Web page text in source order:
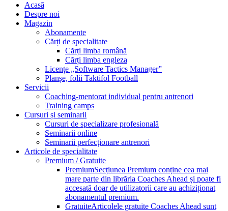
Acasă
Despre noi
Magazin
Abonamente
Cărți de specialitate
Cărți limba română
Cărți limba engleza
Licențe „Software Tactics Manager”
Planșe, folii Taktifol Football
Servicii
Coaching-mentorat individual pentru antrenori
Training camps
Cursuri și seminarii
Cursuri de specializare profesională
Seminarii online
Seminarii perfecționare antrenori
Articole de specialitate
Premium / Gratuite
PremiumSecțiunea Premium conține cea mai
mare parte din librăria Coaches Ahead și poate fi
accesată doar de utilizatorii care au achiziționat
abonamentul premium.
GratuiteArticolele gratuite Coaches Ahead sunt